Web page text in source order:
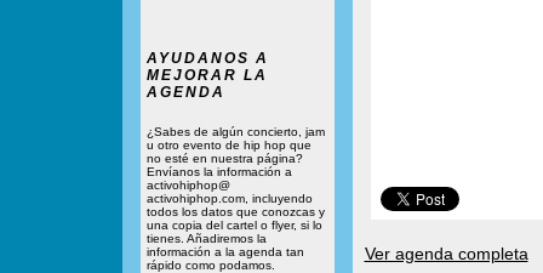
AYUDANOS A
MEJORAR LA
AGENDA
¿Sabes de algún concierto, jam
u otro evento de hip hop que
no esté en nuestra página?
Envíanos la información a
activohiphop@
activohiphop.com, incluyendo
todos los datos que conozcas y
una copia del cartel o flyer, si lo
tienes. Añadiremos la
información a la agenda tan
rápido como podamos.
Ver agenda completa